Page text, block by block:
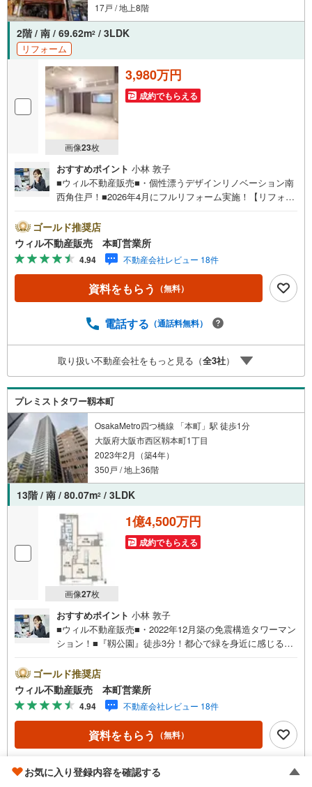
17戸 / 地上8階
2階 / 南 / 69.62m2 / 3LDK
リフォーム
画像23枚
3,980万円
成約でもらえる
おすすめポイント 小林 敦子
■ウィル不動産販売■・個性漂うデザインリノベーション南
西角住戸！■2026年4月にフルリフォーム実施！【リフォー
ットバス、洗面台交換・全室クロス、フローリング張替え
など。■公園徒歩1分で都心ながらゆとりある暮らし！■駅
徒歩5分の利便性！■「スギ薬局 谷町四丁目店」まで徒歩4
分！■「セブンイレブン 大阪大手通1丁目店」まで徒歩2
分！■各教育施設徒歩10分圏内！■3LDK！■採光・通風良
好！■センターリビングで家族が自然と集まる間取り！■全
めLDK！■現在は空き部屋で、気軽に室内見学可能です！
ださい。■キッズスペースもございますので、小さなお子様
がいらっしゃるご家庭もお気軽にご来場ください！【営業
日】定休日はございません。火曜日・水曜日も営業してお
ります。
ゴールド推奨店
ウィル不動産販売 本町営業所
4.94 不動産会社レビュー 18件
資料をもらう （無料）
電話する （通話料無料）
取り扱い不動産会社をもっと見る（全3社）
プレミストタワー靱本町
OsakaMetro四つ橋線 「本町」駅 徒歩1分
大阪府大阪市西区靱本町1丁目
2023年2月（築4年）
350戸 / 地上36階
13階 / 南 / 80.07m2 / 3LDK
画像27枚
1億4,500万円
成約でもらえる
おすすめポイント 小林 敦子
■ウィル不動産販売■・2022年12月築の免震構造タワーマン
ション！■『靱公園』徒歩3分！都心で緑を身近に感じる住
◎！■阪神高速の出入り口近くのためお車移動便利なロケー
ション！■専有面積80.07平米のゆとりある3LDK！■ゲスト
ルームなど共用施設充実！■南向きで陽当たり良好！■クラ
ンクイン玄関！■全居室洋室仕様、洋室すべてにクローゼッ
ト付き！■連窓サッシが開放感を演出するリビング！■15帖
以上の広さのLDK！■玄関には靴収納の他にも収納スペー
きる！■各階にゴミステーション付きでゴミ捨てがラク！
ゴールド推奨店
ウィル不動産販売 本町営業所
4.94 不動産会社レビュー 18件
資料をもらう （無料）
電話する（通話料無料）
お気に入り登録内容を確認する